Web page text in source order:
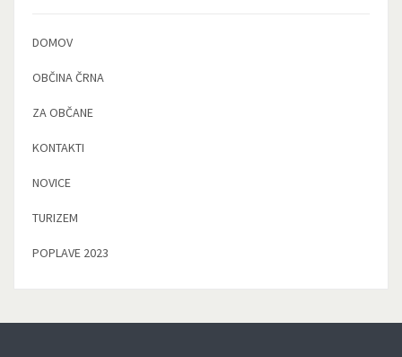
DOMOV
OBČINA ČRNA
ZA OBČANE
KONTAKTI
NOVICE
TURIZEM
POPLAVE 2023